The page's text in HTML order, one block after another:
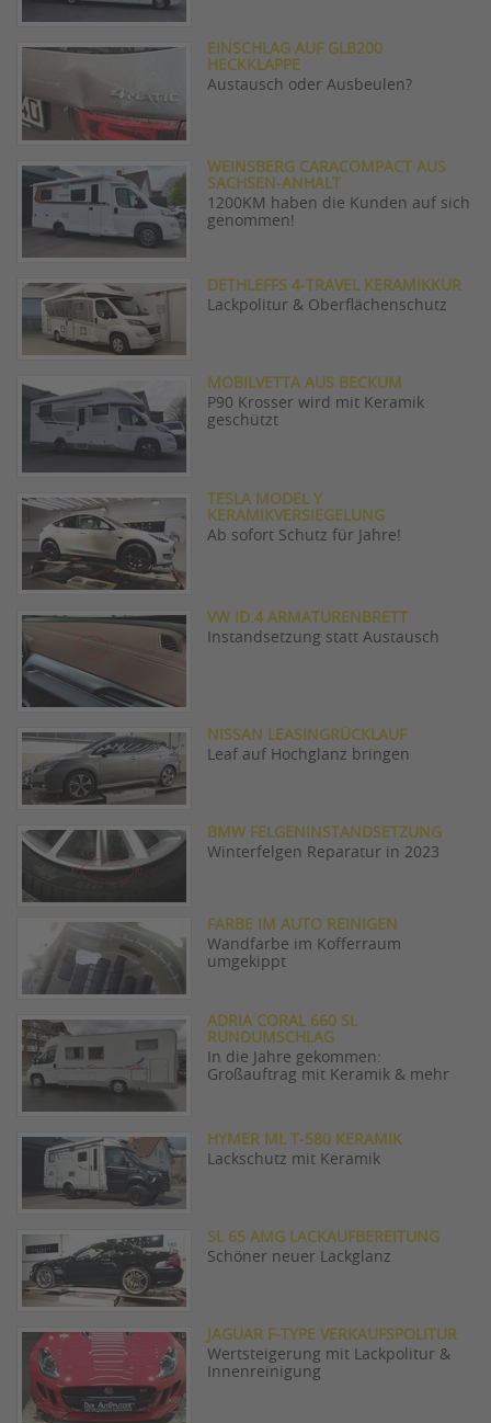
EINSCHLAG AUF GLB200
HECKKLAPPE
Austausch oder Ausbeulen?
WEINSBERG CARACOMPACT AUS
SACHSEN-ANHALT
1200KM haben die Kunden auf sich
genommen!
DETHLEFFS 4-TRAVEL KERAMIKKUR
Lackpolitur & Oberflächenschutz
MOBILVETTA AUS BECKUM
P90 Krosser wird mit Keramik
geschützt
TESLA MODEL Y
KERAMIKVERSIEGELUNG
Ab sofort Schutz für Jahre!
VW ID.4 ARMATURENBRETT
Instandsetzung statt Austausch
NISSAN LEASINGRÜCKLAUF
Leaf auf Hochglanz bringen
BMW FELGENINSTANDSETZUNG
Winterfelgen Reparatur in 2023
FARBE IM AUTO REINIGEN
Wandfarbe im Kofferraum
umgekippt
ADRIA CORAL 660 SL
RUNDUMSCHLAG
In die Jahre gekommen:
Großauftrag mit Keramik & mehr
HYMER ML T-580 KERAMIK
Lackschutz mit Keramik
SL 65 AMG LACKAUFBEREITUNG
Schöner neuer Lackglanz
JAGUAR F-TYPE VERKAUFSPOLITUR
Wertsteigerung mit Lackpolitur &
Innenreinigung